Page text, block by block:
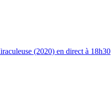
(2020) en direct à 18h30